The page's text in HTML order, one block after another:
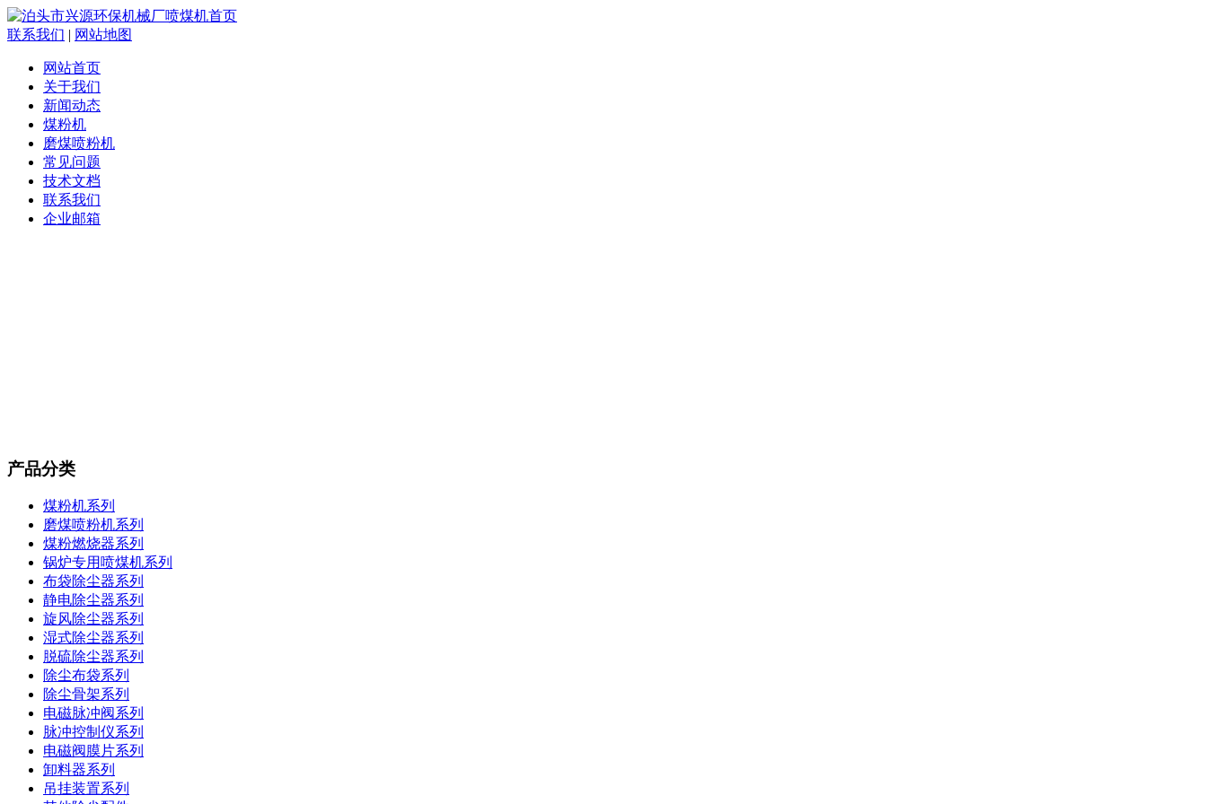
联系我们 | 网站地图
网站首页
关于我们
新闻动态
煤粉机
磨煤喷粉机
常见问题
技术文档
联系我们
企业邮箱
产品分类
煤粉机系列
磨煤喷粉机系列
煤粉燃烧器系列
锅炉专用喷煤机系列
布袋除尘器系列
静电除尘器系列
旋风除尘器系列
湿式除尘器系列
脱硫除尘器系列
除尘布袋系列
除尘骨架系列
电磁脉冲阀系列
脉冲控制仪系列
电磁阀膜片系列
卸料器系列
吊挂装置系列